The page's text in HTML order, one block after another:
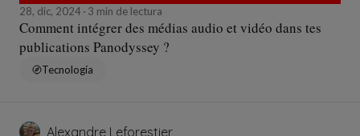
28, dic, 2024 3 min de lectura
Comment intégrer des médias audio et vidéo dans tes
publications Panodyssey ?
Tecnología
Alexandre Leforestier